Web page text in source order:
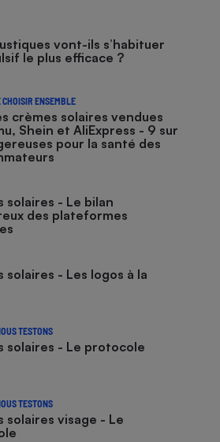
vont-ils s’habituer
le plus efficace ?
CHOISIR ENSEMBLE
crèmes solaires vendues
Shein et AliExpress - 9 sur
pour la santé des
solaires - Le bilan
des plateformes
solaires - Les logos à la
TESTONS
solaires - Le protocole
TESTONS
solaires visage - Le